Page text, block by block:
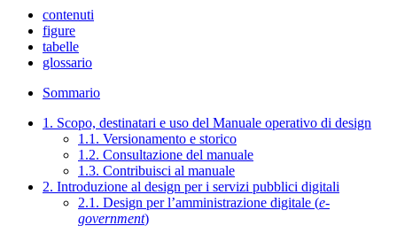
contenuti
figure
tabelle
glossario
Sommario
1. Scopo, destinatari e uso del Manuale operativo di design
1.1. Versionamento e storico
1.2. Consultazione del manuale
1.3. Contribuisci al manuale
2. Introduzione al design per i servizi pubblici digitali
2.1. Design per l’amministrazione digitale (e-
government)